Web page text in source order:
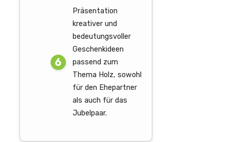
Präsentation
kreativer und
bedeutungsvoller
Geschenkideen
passend zum
Thema Holz, sowohl
für den Ehepartner
als auch für das
Jubelpaar.